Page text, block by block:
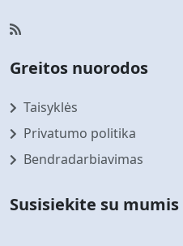
Greitos nuorodos
Taisyklės
Privatumo politika
Bendradarbiavimas
Susisiekite su mumis